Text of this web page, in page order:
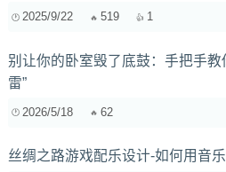
2025/9/22 519 1
别让你的卧室毁了底鼓：手把手
雷”
2026/5/18 62
丝绸之路游戏配乐设计-如何用音